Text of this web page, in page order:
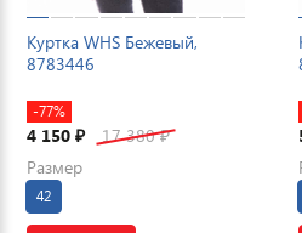
Куртка WHS Бежевый,
8783446
-77%
4 150 ₽ 17 380₽
Размер
42